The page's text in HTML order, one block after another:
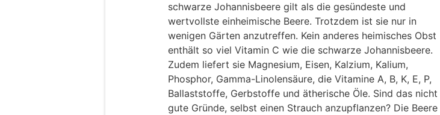
schwarze Johannisbeere gilt als die gesündeste und
wertvollste einheimische Beere. Trotzdem ist sie nur in
wenigen Gärten anzutreffen. Kein anderes heimisches Obst
enthält so viel Vitamin C wie die schwarze Johannisbeere.
Zudem liefert sie Magnesium, Eisen, Kalzium, Kalium,
Phosphor, Gamma-Linolensäure, die Vitamine A, B, K, E, P,
Ballaststoffe, Gerbstoffe und ätherische Öle. Sind das nicht
gute Gründe, selbst einen Strauch anzupflanzen? Die Beere